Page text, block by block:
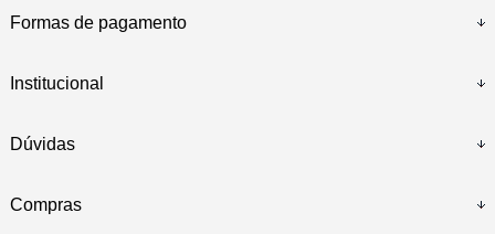
Formas de pagamento
Institucional
Dúvidas
Compras